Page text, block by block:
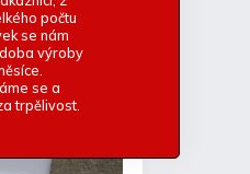
počtu
se nám
výroby
se a
trpělivost.